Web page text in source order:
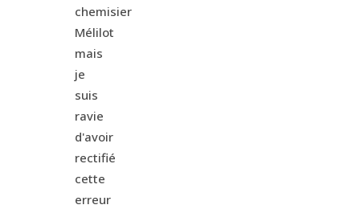
chemisier
Mélilot
mais
je
suis
ravie
d'avoir
rectifié
cette
erreur